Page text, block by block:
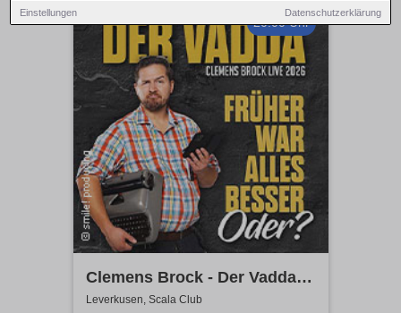
Einstellungen Datenschutzerklärung
20:00 Uhr
Clemens Brock - Der Vadda -
Früher war alles besser,
Leverkusen, Scala Club